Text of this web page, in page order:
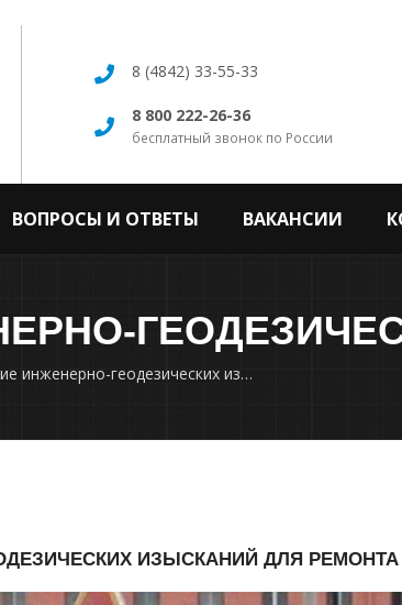
8 (4842) 33-55-33
8 800 222-26-36
бесплатный звонок по России
ВОПРОСЫ И ОТВЕТЫ ВАКАНСИИ
Проведение инженерно-геодезических изысканий для ремонта улиц города Калуги
ИЗЫСКАНИЙ ДЛЯ РЕМОНТА